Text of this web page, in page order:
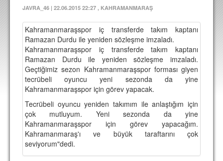
TEKNİK KADRO
TRANSFERLER
TARAFTAR
BİLETLER
DEPLASMAN
LİSANSLI ÜRÜNLER
FOTOĞRAF & VİDEOLAR
JAVRA_46 | 22.06.2015 22:27 , KAHRAMANMARAŞ
Kahramanmaraşspor iç transferde takım kaptanı
Ramazan Durdu ile yeniden sözleşme imzaladı.
Kahramanmaraşspor iç transferde takım kaptanı
Ramazan Durdu ile yeniden sözleşme imzaladı.
Geçtiğimiz sezon Kahramanmaraşspor forması giyen
tecrübeli oyuncu yeni sezonda da yine
Kahramanmaraşspor için görev yapacak.
Tecrübeli oyuncu yeniden takımım ile anlaştığım için
çok mutluyum. Yeni sezonda da yine
Kahramanmaraşspor için görev yapacağım.
Kahramanmaraş'ı ve büyük taraftarını çok
seviyorum"dedi.